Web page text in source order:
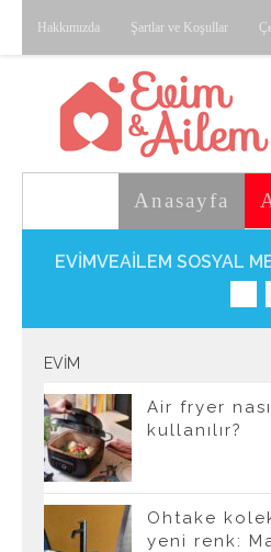
Skip to content
Hakkımızda Şartlar ve Koşullar
Anasayfa
EVIMVEAILEM SOSYAL
EVIM
Air fryer
kullanılır?
Ohtake
yeni renk: